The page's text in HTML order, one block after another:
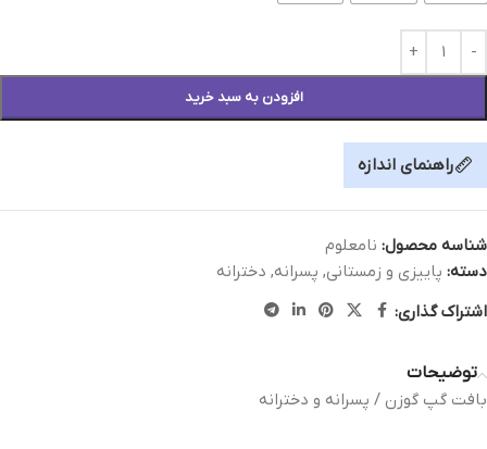
افزودن به سبد خرید
راهنمای اندازه
شناسه محصول: نامعلوم
دسته: پاییزی و زمستانی, پسرانه, دخترانه
اشتراک گذاری:
توضیحات
بافت گپ گوزن / پسرانه و دخترانه